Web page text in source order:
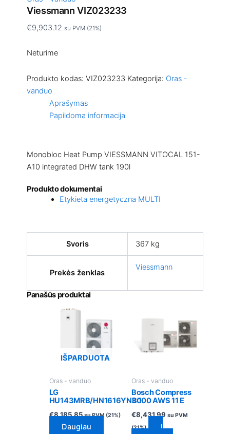
Viessmann VIZ023233
€9,903.12 su PVM (21%)
Neturime
Produkto kodas: VIZ023233 Kategorija: Oras -
vanduo
Aprašymas
Papildoma informacija
Monobloc Heat Pump VIESSMANN VITOCAL 151-
A10 integrated DHW tank 190l
Produkto dokumentai
Etykieta energetyczna MULTI
Svoris 367 kg
Prekės ženklas
Viessmann
Panašūs produktai
IŠPARDUOTA
Oras - vanduo
LG
HU143MRB/HN1616YNB.1
€8,185.85 su PVM (21%)
Daugiau
Oras - vanduo
Bosch Compress
3000 AWS 11 E
€8,431.99 su PVM
(21%)
Į